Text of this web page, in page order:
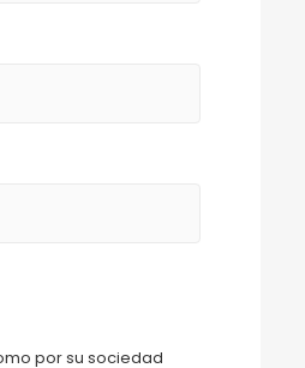
por su sociedad